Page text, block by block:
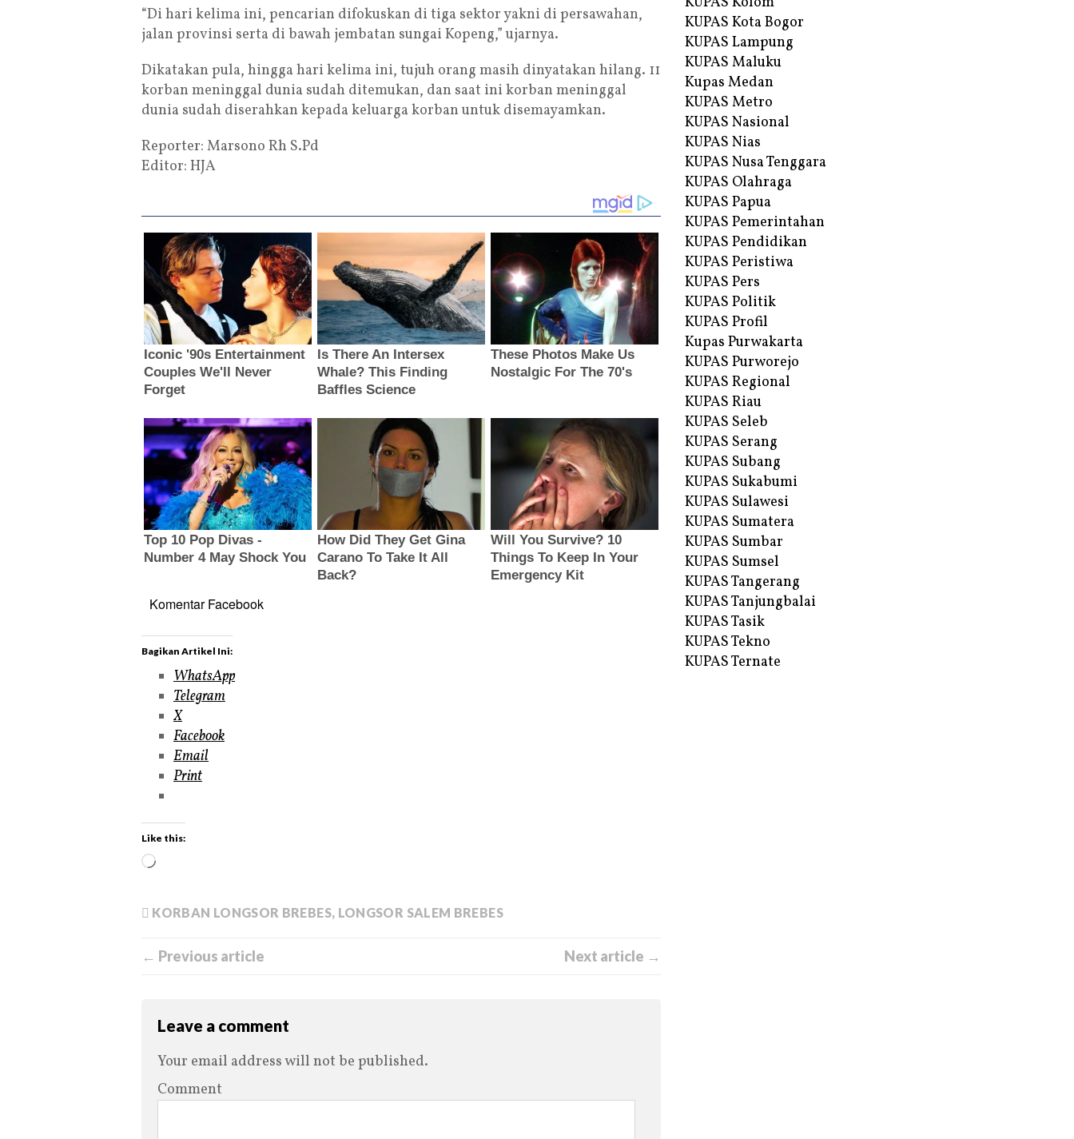
“Di hari kelima ini, pencarian difokuskan di tiga sektor yakni di persawahan,
jalan provinsi serta di bawah jembatan sungai Kopeng,” ujarnya.
Dikatakan pula, hingga hari kelima ini, tujuh orang masih dinyatakan hilang. 11
korban meninggal dunia sudah ditemukan, dan saat ini korban meninggal
dunia sudah diserahkan kepada keluarga korban untuk disemayamkan.
Reporter: Marsono Rh S.Pd
Editor: HJA
Komentar Facebook
Bagikan Artikel Ini:
WhatsApp
Telegram
X
Facebook
Email
Print
Like this:
KORBAN LONGSOR BREBES, LONGSOR SALEM BREBES
← Previous article Next article →
Leave a comment
Your email address will not be published.
Comment
KUPAS Kota Bogor
KUPAS Lampung
KUPAS Maluku
Kupas Medan
KUPAS Metro
KUPAS Nasional
KUPAS Nias
KUPAS Nusa Tenggara
KUPAS Olahraga
KUPAS Papua
KUPAS Pemerintahan
KUPAS Pendidikan
KUPAS Peristiwa
KUPAS Pers
KUPAS Politik
KUPAS Profil
Kupas Purwakarta
KUPAS Purworejo
KUPAS Regional
KUPAS Riau
KUPAS Seleb
KUPAS Serang
KUPAS Subang
KUPAS Sukabumi
KUPAS Sulawesi
KUPAS Sumatera
KUPAS Sumbar
KUPAS Sumsel
KUPAS Tangerang
KUPAS Tanjungbalai
KUPAS Tasik
KUPAS Tekno
KUPAS Ternate